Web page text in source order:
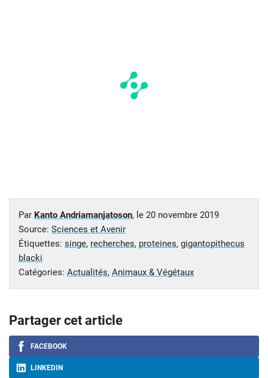
Par Kanto Andriamanjatoson, le 20 novembre 2019
Source: Sciences et Avenir
Étiquettes: singe, recherches, proteines, gigantopithecus
blacki
Catégories: Actualités, Animaux & Végétaux
Partager cet article
FACEBOOK
LINKEDIN